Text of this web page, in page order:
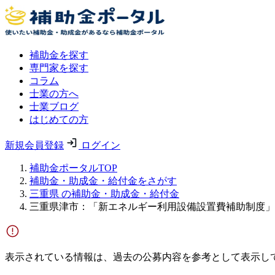
補助金を探す
専門家を探す
コラム
士業の方へ
士業ブログ
はじめての方
新規会員登録 ログイン
補助金ポータルTOP
補助金・助成金・給付金をさがす
三重県 の補助金・助成金・給付金
三重県津市：「新エネルギー利用設備設置費補助制度」
表示されている情報は、過去の公募内容を参考として表示し